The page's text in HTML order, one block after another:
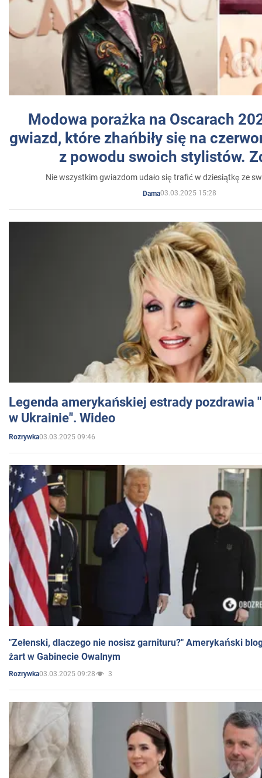
Modowa porażka na Oscarach
gwiazd, które zhańbiły się na
z powodu swoich stylistów.
Nie wszystkim gwiazdom udało się trafić w dziesiątkę ze
Dama03.03.2025 15:28
Legenda amerykańskiej estrady pozdrawia
w Ukrainie". Wideo
Rozrywka03.03.2025 09:46
"Zełenski, dlaczego nie nosisz garnituru?" Amerykański
żart w Gabinecie Owalnym
Rozrywka03.03.2025 09:28 3